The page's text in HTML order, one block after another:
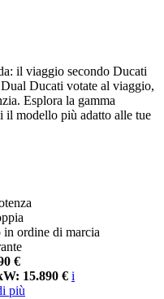
il viaggio secondo Ducati
Ducati votate al viaggio,
Esplora la gamma
il modello più adatto alle tue
in ordine di marcia
€
15.890 € i
più